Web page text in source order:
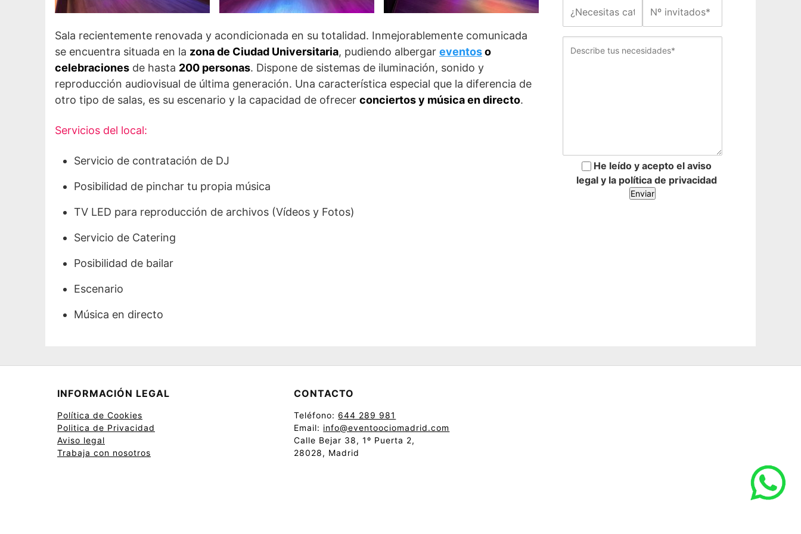
Sala recientemente renovada y acondicionada en su totalidad. Inmejorablemente comunicada
se encuentra situada en la zona de Ciudad Universitaria, pudiendo albergar eventoso
celebraciones de hasta 200 personas. Dispone de sistemas de iluminación, sonido y
reproducción audiovisual de última generación. Una característica especial que la diferencia de
otro tipo de salas, es su escenario y la capacidad de ofrecer conciertos y música en directo.
Servicios del local:
Servicio de contratación de DJ
Posibilidad de pinchar tu propia música
TV LED para reproducción de archivos (Vídeos y Fotos)
Servicio de Catering
Posibilidad de bailar
Escenario
Música en directo
He leído y acepto el aviso
legal y la política de privacidad
INFORMACIÓN LEGAL
Política de Cookies
Politica de Privacidad
Aviso legal
Trabaja con nosotros
CONTACTO
Teléfono: 644 289 981
Email: info@eventoociomadrid.com
Calle Bejar 38, 1º Puerta 2,
28028, Madrid